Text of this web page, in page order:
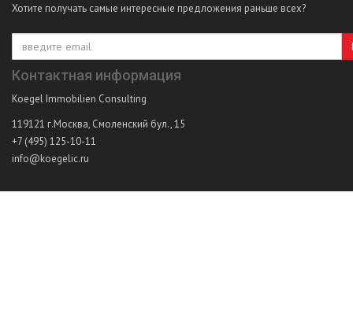
Хотите получать самые интересные предложения раньше всех?
Контактная информация
Koegel Immobilien Consulting
119121 г.Москва, Смоленский бул., 15
+7 (495) 125-10-11
info@koegelic.ru